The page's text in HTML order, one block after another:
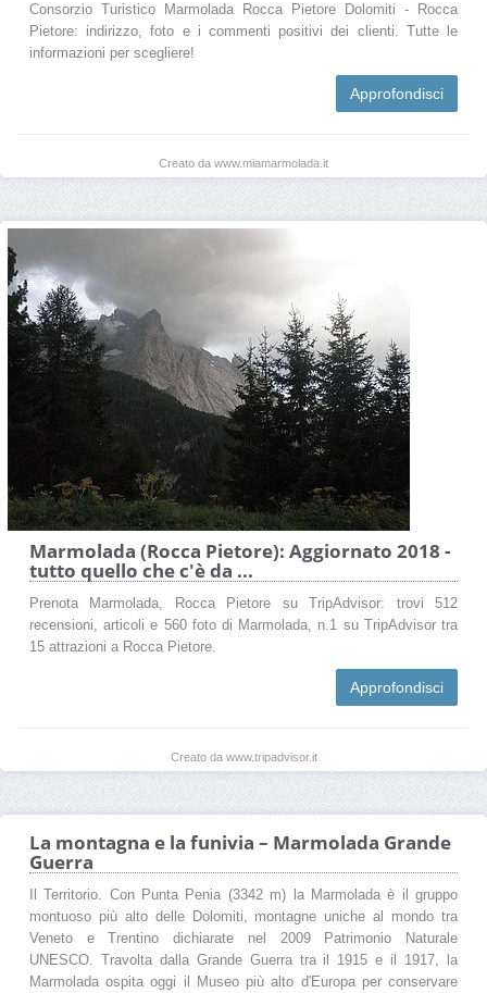
Consorzio Turistico Marmolada Rocca Pietore Dolomiti - Rocca
Pietore: indirizzo, foto e i commenti positivi dei clienti. Tutte le
informazioni per scegliere!
Approfondisci
Creato da www.miamarmolada.it
Marmolada (Rocca Pietore): Aggiornato 2018 -
tutto quello che c'è da ...
Prenota Marmolada, Rocca Pietore su TripAdvisor: trovi 512
recensioni, articoli e 560 foto di Marmolada, n.1 su TripAdvisor tra
15 attrazioni a Rocca Pietore.
Approfondisci
Creato da www.tripadvisor.it
La montagna e la funivia – Marmolada Grande
Guerra
Il Territorio. Con Punta Penia (3342 m) la Marmolada è il gruppo
montuoso più alto delle Dolomiti, montagne uniche al mondo tra
Veneto e Trentino dichiarate nel 2009 Patrimonio Naturale
UNESCO. Travolta dalla Grande Guerra tra il 1915 e il 1917, la
Marmolada ospita oggi il Museo più alto d'Europa per conservare